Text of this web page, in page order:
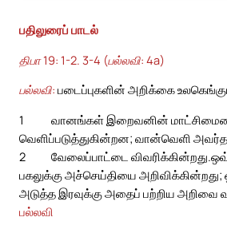
பதிலுரைப் பாடல்
திபா 19: 1-2. 3-4 (பல்லவி: 4a)
பல்லவி: படைப்புகளின் அறிக்கை
1
வானங்கள் இறைவனின்
வெளிப்படுத்துகின்றன; வான்வெளி
வேலைப்பாட்டை விவரிக்கின்றது.
2
பகலுக்கு அச்செய்தியை
அடுத்த இரவுக்கு அதைப் பற்றிய அறிவை
பல்லவி